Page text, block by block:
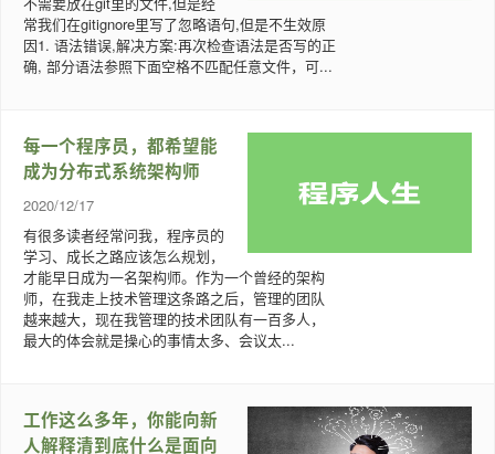
常我们在gitignore里写了忽略语句,但是不生效原
因1. 语法错误,解决方案:再次检查语法是否写的正
确, 部分语法参照下面空格不匹配任意文件，可...
每一个程序员，都希望能
成为分布式系统架构师
2020/12/17
有很多读者经常问我，程序员的
学习、成长之路应该怎么规划，
才能早日成为一名架构师。作为一个曾经的架构
师，在我走上技术管理这条路之后，管理的团队
越来越大，现在我管理的技术团队有一百多人，
最大的体会就是操心的事情太多、会议太...
工作这么多年，你能向新
人解释清到底什么是面向